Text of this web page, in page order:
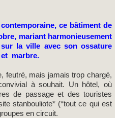
ce bâtiment de
mariant harmonieusement
la ville avec son ossature
et marbre.
feutré, mais jamais trop chargé,
à souhait. Un hôtel, où
de passage et des touristes
stanbouliote* (*tout ce qui est
en circuit.